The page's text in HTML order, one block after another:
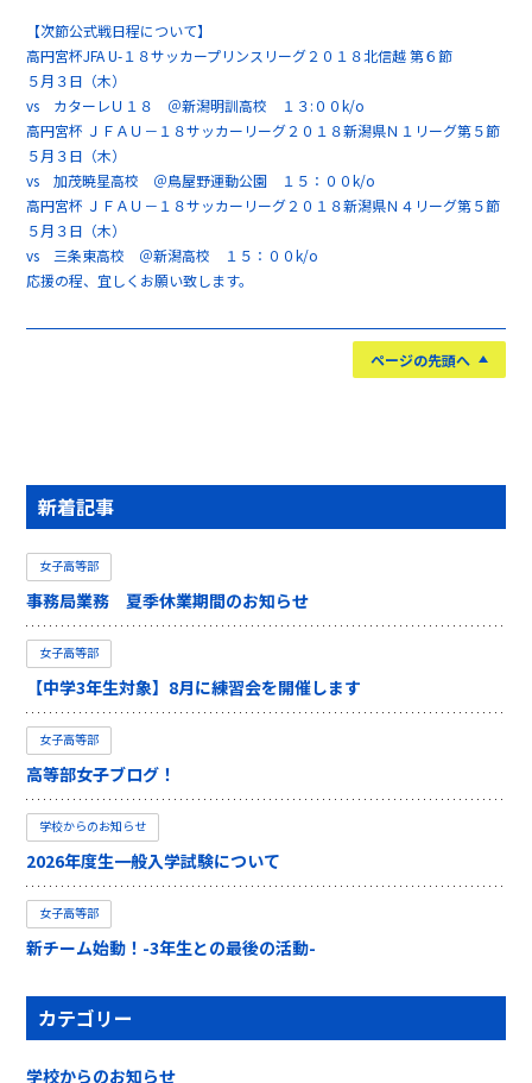
【次節公式戦日程について】
高円宮杯JFA U-１８サッカープリンスリーグ２０１８北信越 第６節
５月３日（木）
vs カターレＵ１８ ＠新潟明訓高校 １３:００k/o
高円宮杯 ＪＦＡＵ－１８サッカーリーグ２０１８新潟県Ｎ１リーグ第５節
５月３日（木）
vs 加茂暁星高校 ＠鳥屋野運動公園 １５：００k/o
高円宮杯 ＪＦＡＵ－１８サッカーリーグ２０１８新潟県Ｎ４リーグ第５節
５月３日（木）
vs 三条東高校 ＠新潟高校 １５：００k/o
応援の程、宜しくお願い致します。
ページの先頭へ
新着記事
女子高等部
事務局業務 夏季休業期間のお知らせ
女子高等部
【中学3年生対象】8月に練習会を開催します
女子高等部
高等部女子ブログ！
学校からのお知らせ
2026年度生一般入学試験について
女子高等部
新チーム始動！-3年生との最後の活動-
カテゴリー
学校からのお知らせ